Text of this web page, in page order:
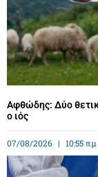
Αφθώδης: Δύο
ο ιός
07/08/2026 10:55 πμ